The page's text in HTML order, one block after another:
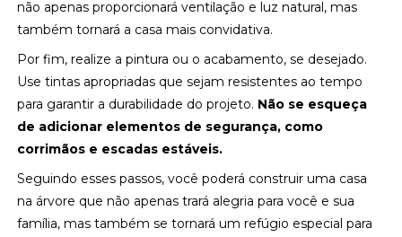
não apenas proporcionará ventilação e luz natural, mas
também tornará a casa mais convidativa.
Por fim, realize a pintura ou o acabamento, se desejado.
Use tintas apropriadas que sejam resistentes ao tempo
para garantir a durabilidade do projeto. Não se esqueça
de adicionar elementos de segurança, como
corrimãos e escadas estáveis.
Seguindo esses passos, você poderá construir uma casa
na árvore que não apenas trará alegria para você e sua
família, mas também se tornará um refúgio especial para